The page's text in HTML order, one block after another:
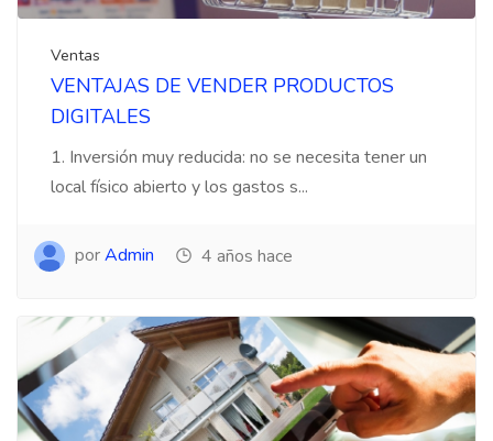
Ventas
VENTAJAS DE VENDER PRODUCTOS
DIGITALES
1. Inversión muy reducida: no se necesita tener un
local físico abierto y los gastos s...
porAdmin 4 años hace